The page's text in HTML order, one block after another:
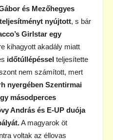
és Mezőhegyes
nyújtott, s bár
Girlstar egy
kihagyott akadály miatt
időtúllépéssel teljesítette
nem számított, mert
nyergében Szentirmai
másodperces
András és E-UP duója
A magyarok öt
voltak az éllovas